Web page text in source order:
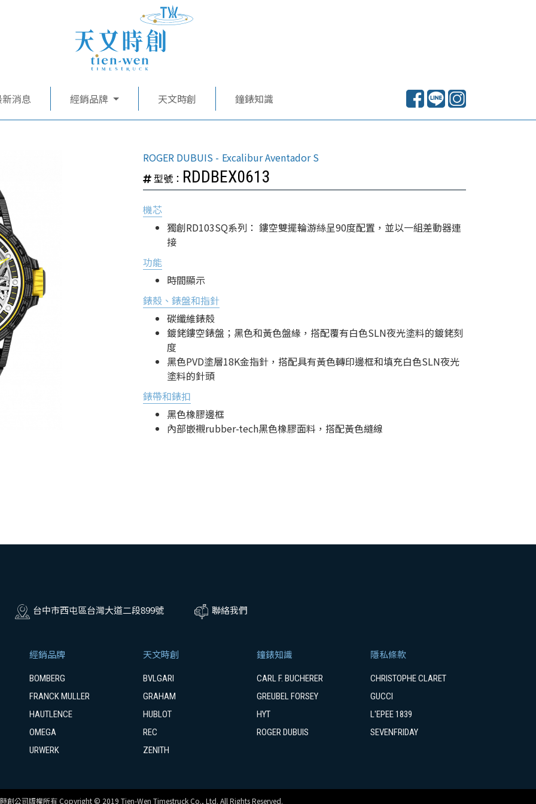
消息 經銷品牌 天文時創 鐘錶知識
ROGER DUBUIS
Excalibur Aventador S
型號： RDDBEX0613
機芯
獨創RD103SQ系列： 鏤空雙擺輪游絲呈90度配置，並以一組差動器連
接
功能
時間顯示
錶殼、錶盤和指針
碳纖維錶殼
鍍銠鏤空錶盤；黑色和黃色盤緣，搭配覆有白色SLN夜光塗料的鍍銠刻
度
黑色PVD塗層18K金指針，搭配具有黃色轉印邊框和填充白色SLN夜光
塗料的針頭
錶帶和錶扣
黑色橡膠邊框
內部嵌襯rubber-tech黑色橡膠面料，搭配黃色縫線
台中市西屯區台灣大道二段899號 聯絡我們
經銷品牌 天文時創 鐘錶知識 隱私條款
BOMBERG BVLGARI CARL F. BUCHERER
CHRISTOPHE CLARET
FRANCK MULLER
GRAHAM GREUBEL FORSEY
GUCCI
HAUTLENCE
HUBLOT HYT
L'EPEE 1839
OMEGA
REC ROGER DUBUIS
SEVENFRIDAY
URWERK
ZENITH
創公司版權所有 Copyright © 2019 Tien-Wen Timestruck Co., Ltd. All Rights Reserved.